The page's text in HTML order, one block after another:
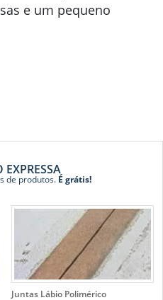
e um pequeno
EXPRESSA
de produtos.É grátis!
Juntas Lábio Polimérico